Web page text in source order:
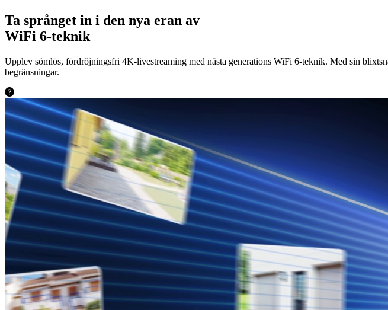
Ta språnget in i den nya eran av
WiFi 6-teknik
Upplev sömlös, fördröjningsfri 4K-livestreaming med nästa generations WiFi 6-teknik. Med sin
begränsningar.